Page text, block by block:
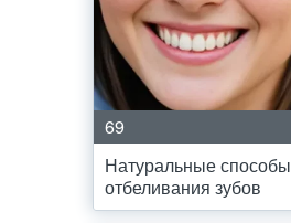
69
Натуральные способы
отбеливания зубов